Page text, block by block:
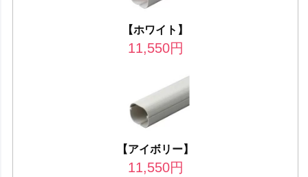
【ホワイト】
11,550円
【アイボリー】
11,550円